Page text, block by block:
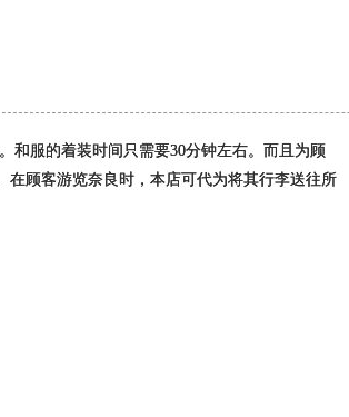
和服的着装时间只需要30分钟左右。而且为顾
顾客游览奈良时，本店可代为将其行李送往所